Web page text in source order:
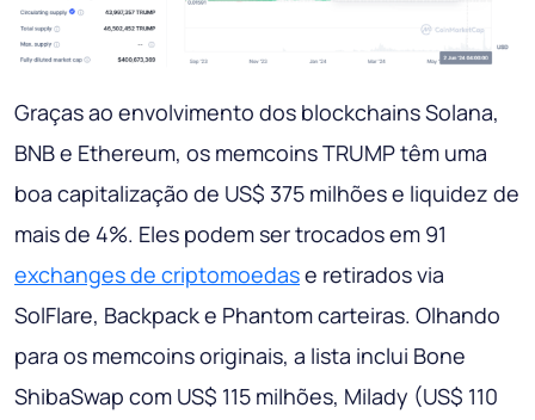
Graças ao envolvimento dos blockchains Solana,
BNB e Ethereum, os memcoins TRUMP têm uma
boa capitalização de US$ 375 milhões e liquidez de
mais de 4%. Eles podem ser trocados em 91
exchanges de criptomoedase retirados via
SolFlare, Backpack e Phantom carteiras. Olhando
para os memcoins originais, a lista inclui Bone
ShibaSwap com US$ 115 milhões, Milady (US$ 110